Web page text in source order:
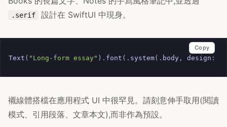
.serif 設計在 SwiftUI 中現身。
Text ( "Long-form essay" ). font (. system(. body , design :
Copy
襯線體搭檔在應用程式 UI 中很罕見。請刻意伸手取用(閱讀
模式、引用段落、文章本文),而非作為預設。